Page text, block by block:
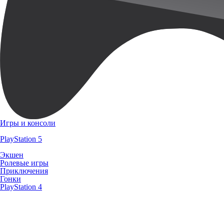
Игры и консоли
PlayStation 5
Экшен
Ролевые игры
Приключения
Гонки
PlayStation 4